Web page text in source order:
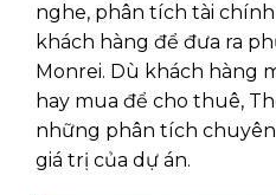
nghe, phân tích tài
khách hàng để đưa ra
Monrei. Dù khách hàng
hay mua để cho thuê,
những phân tích
giá trị của dự án.